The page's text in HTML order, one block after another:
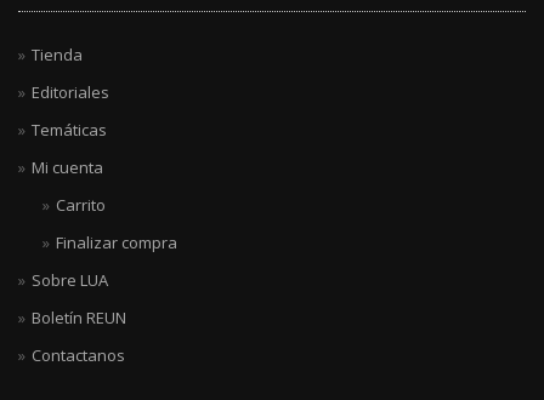
Tienda
Editoriales
Temáticas
Mi cuenta
Carrito
Finalizar compra
Sobre LUA
Boletín REUN
Contactanos